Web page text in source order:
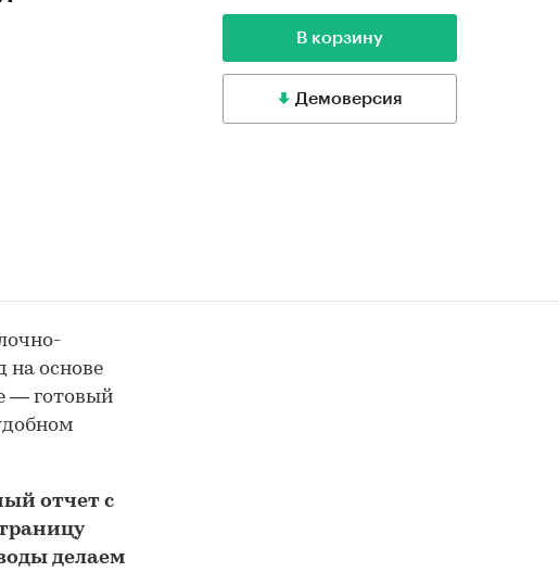
В корзину
Демоверсия
на основе
— готовый
отчет с
аницу
делаем